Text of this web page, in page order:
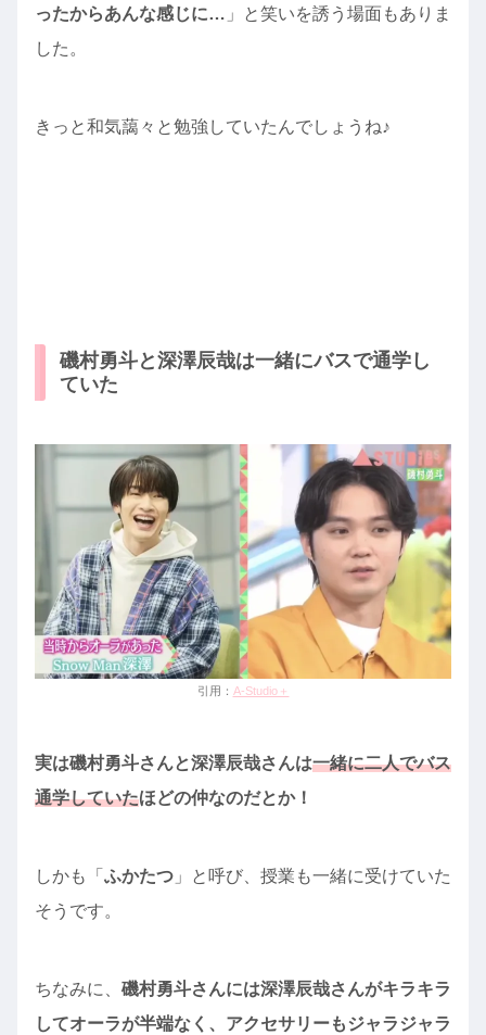
ったからあんな感じに… 」と笑いを誘う場面もありま
した。
きっと和気藹々と勉強していたんでしょうね♪
磯村勇斗と深澤辰哉は一緒にバスで通学し
ていた
引用： A-Studio＋
実は磯村勇斗さんと深澤辰哉さんは一緒に二人でバス
通学していたほどの仲なのだとか！
しかも「 ふかたつ 」と呼び、授業も一緒に受けていた
そうです。
ちなみに、 磯村勇斗さんには深澤辰哉さんがキラキラ
してオーラが半端なく、アクセサリーもジャラジャラ